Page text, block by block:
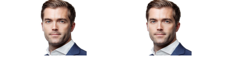
验结果即将公布